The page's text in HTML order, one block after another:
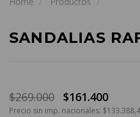
SANDALIAS
$269.000 $161.400
Precio sin imp. nacionales: